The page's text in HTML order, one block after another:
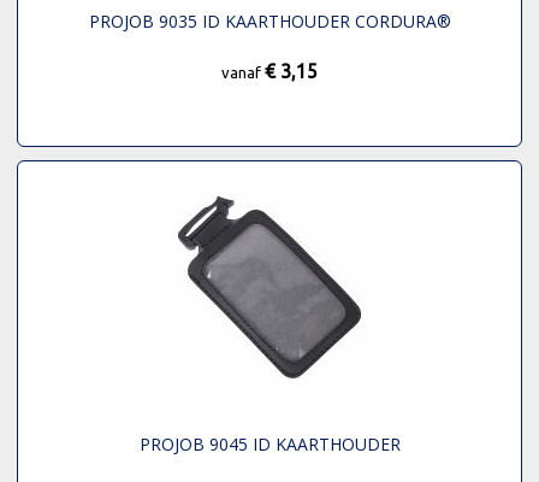
PROJOB 9035 ID KAARTHOUDER CORDURA®
vanaf € 3,15
PROJOB 9045 ID KAARTHOUDER